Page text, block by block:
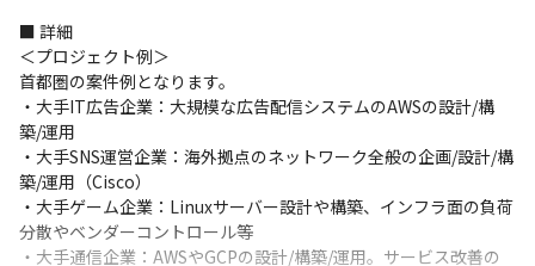
■ 詳細
＜プロジェクト例＞
首都圏の案件例となります。
・大手IT広告企業：大規模な広告配信システムのAWSの設計/構
築/運用
・大手SNS運営企業：海外拠点のネットワーク全般の企画/設計/構
築/運用（Cisco）
・大手ゲーム企業：Linuxサーバー設計や構築、インフラ面の負荷
分散やベンダーコントロール等
・大手通信企業：AWSやGCPの設計/構築/運用。サービス改善の